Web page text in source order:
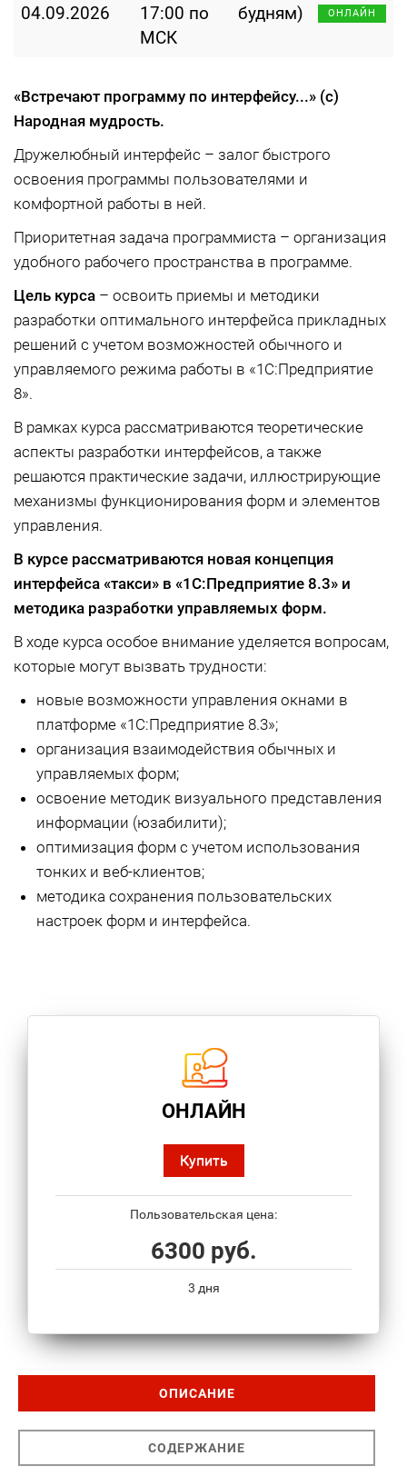
04.09.2026
17:00 по
МСК
будням)
ОНЛАЙН
«Встречают программу по интерфейсу...» (с)
Народная мудрость.
Дружелюбный интерфейс – залог быстрого
освоения программы пользователями и
комфортной работы в ней.
Приоритетная задача программиста – организация
удобного рабочего пространства в программе.
Цель курса – освоить приемы и методики
разработки оптимального интерфейса прикладных
решений с учетом возможностей обычного и
управляемого режима работы в «1С:Предприятие
8».
В рамках курса рассматриваются теоретические
аспекты разработки интерфейсов, а также
решаются практические задачи, иллюстрирующие
механизмы функционирования форм и элементов
управления.
В курсе рассматриваются новая концепция
интерфейса «такси» в «1С:Предприятие 8.3» и
методика разработки управляемых форм.
В ходе курса особое внимание уделяется вопросам,
которые могут вызвать трудности:
новые возможности управления окнами в
платформе «1С:Предприятие 8.3»;
организация взаимодействия обычных и
управляемых форм;
освоение методик визуального представления
информации (юзабилити);
оптимизация форм с учетом использования
тонких и веб-клиентов;
методика сохранения пользовательских
настроек форм и интерфейса.
ОНЛАЙН
Купить
Пользовательская цена:
6300 руб.
3 дня
ОПИСАНИЕ
СОДЕРЖАНИЕ